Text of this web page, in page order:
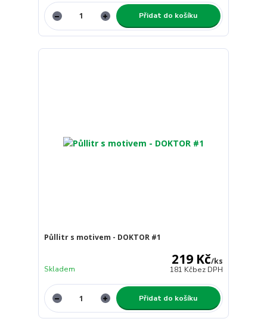
Přidat do košíku
Půllitr s motivem - DOKTOR #1
219 Kč/ks
181 Kčbez DPH
Skladem
Přidat do košíku